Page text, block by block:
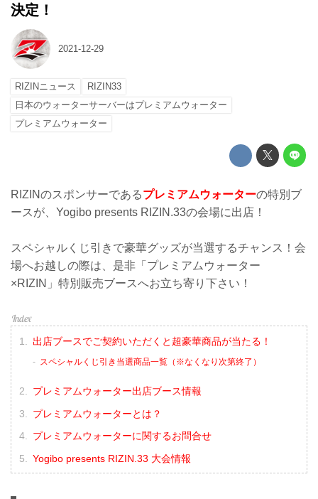
決定！
2021-12-29
RIZINニュース
RIZIN33
日本のウォーターサーバーはプレミアムウォーター
プレミアムウォーター
RIZINのスポンサーであるプレミアムウォーターの特別ブ
ースが、Yogibo presents RIZIN.33の会場に出店！
スペシャルくじ引きで豪華グッズが当選するチャンス！会
場へお越しの際は、是非「プレミアムウォーター
×RIZIN」特別販売ブースへお立ち寄り下さい！
出店ブースでご契約いただくと超豪華商品が当たる！
スペシャルくじ引き当選商品一覧（※なくなり次第終了）
プレミアムウォーター出店ブース情報
プレミアムウォーターとは？
プレミアムウォーターに関するお問合せ
Yogibo presents RIZIN.33 大会情報